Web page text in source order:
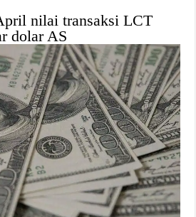
nilai transaksi LCT
dolar AS